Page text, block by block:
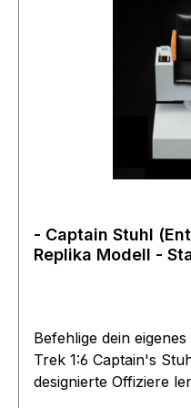
1:12 ist etwa 15 cm
authentische Abbild
verwandeltem
5-Panel-Box mit Box-
geliefert. Ein Blick auf
Locutus-Figur und
assimiliert!Lagerfund
- Captain Stuhl
Replika Modell -
Befehlige dein
Trek 1:6 Captain's
designierte Offiziere